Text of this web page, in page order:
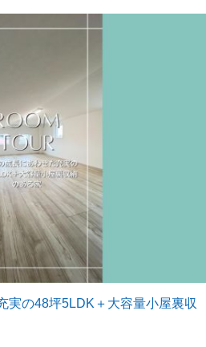
実の48坪5LDK＋大容量小屋裏収